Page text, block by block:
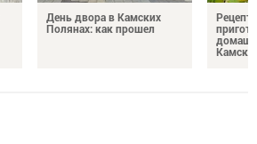
День двора в Камских
Полянах: как прошел